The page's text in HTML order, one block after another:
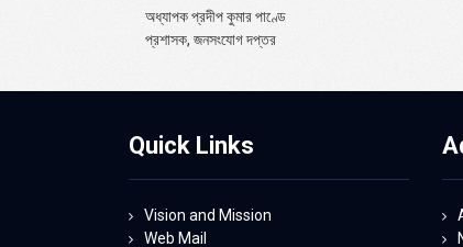
অধ্যাপক প্রদীপ কুমার পাণ্ডে
প্রশাসক, জনসংযোগ দপ্তর
Quick Links
Vision and Mission
Web Mail